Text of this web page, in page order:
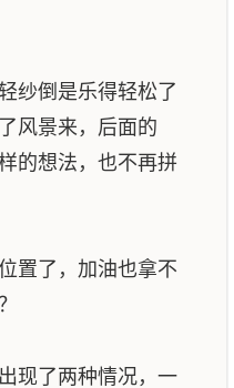
倒是乐得轻松了
风景来，后面的
的想法，也不再拼
了，加油也拿不
了两种情况，一